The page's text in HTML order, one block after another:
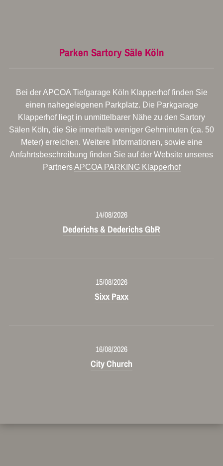
Parken Sartory Säle Köln
Bei der APCOA Tiefgarage Köln Klapperhof finden Sie
einen nahegelegenen Parkplatz. Die Parkgarage
Klapperhof liegt in unmittelbarer Nähe zu den Sartory
Sälen Köln, die Sie innerhalb weniger Gehminuten (ca. 50
Meter) erreichen. Weitere Informationen, sowie eine
Anfahrtsbeschreibung finden Sie auf der Website unseres
PartnersAPCOA PARKING Klapperhof
14/08/2026
Dederichs & Dederichs GbR
15/08/2026
Sixx Paxx
16/08/2026
City Church